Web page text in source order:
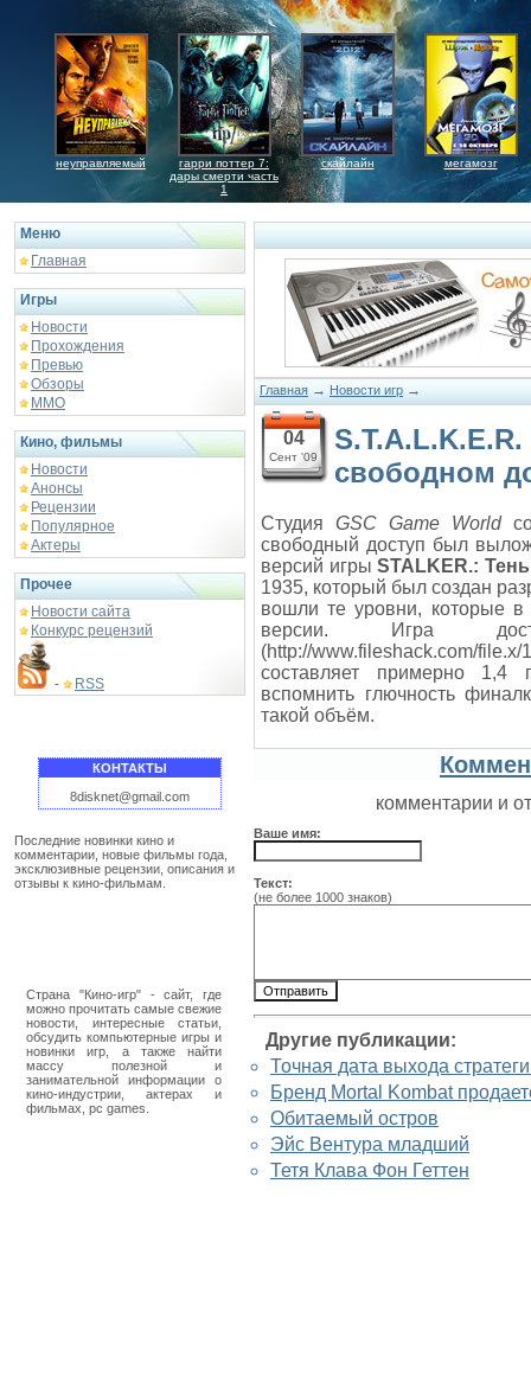
неуправляемый
гарри поттер 7:
дары смерти часть
1
скайлайн мегамозг
Меню
Главная
Игры
Новости
Прохождения
Превью
Обзоры
ММО
Кино, фильмы
Новости
Анонсы
Рецензии
Популярное
Актеры
Прочее
Новости сайта
Конкурс рецензий
- RSS
КОНТАКТЫ
8disknet@gmail.com
Последние новинки кино и
комментарии, новые фильмы года,
эксклюзивные рецензии, описания и
отзывы к кино-фильмам.
Страна "Кино-игр" - сайт, где
можно прочитать самые свежие
новости, интересные статьи,
обсудить компьютерные игры и
новинки игр, а также найти
массу полезной и
занимательной информации о
кино-индустрии, актерах и
фильмах, pc games.
Главная → Новости игр →
04
Сент '09
свободном
Студия GSC Game World
свободный доступ был
версий игрыSTALKER.:
1935, который был создан
вошли те уровни, которые
версии. Игра
(http://www.fileshack.com/
составляет примерно 1,4
вспомнить глючность
такой объём.
комментарии и
Ваше имя:
Текст:
(не более 1000 знаков)
Другие публикации:
Точная дата выхода
Бренд Mortal Kombat
Обитаемый остров
Эйс Вентура младший
Тетя Клава Фон Геттен